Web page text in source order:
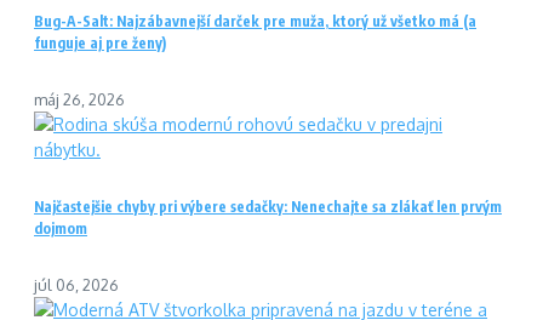
Bug-A-Salt: Najzábavnejší darček pre muža, ktorý už všetko má (a
funguje aj pre ženy)
máj 26, 2026
Najčastejšie chyby pri výbere sedačky: Nenechajte sa zlákať len prvým
dojmom
júl 06, 2026